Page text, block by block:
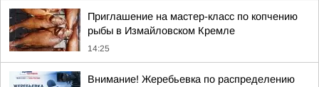
Приглашение на мастер-класс по копчению
рыбы в Измайловском Кремле
14:25
Внимание! Жеребьевка по распределению